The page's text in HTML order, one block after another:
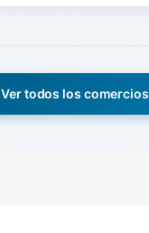
Ver todos los comercios